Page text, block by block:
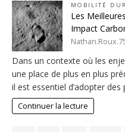
MOBILITÉ
Les
Impact
Dans un contexte où les
une place de plus en plus
il est essentiel d’adopter
Continuer la lecture